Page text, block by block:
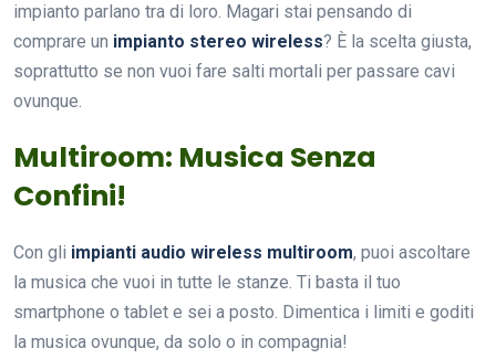
impianto parlano tra di loro. Magari stai pensando di
comprare un impianto stereo wireless? È la scelta giusta,
soprattutto se non vuoi fare salti mortali per passare cavi
ovunque.
Multiroom: Musica Senza
Confini!
Con gli impianti audio wireless multiroom, puoi ascoltare
la musica che vuoi in tutte le stanze. Ti basta il tuo
smartphone o tablet e sei a posto. Dimentica i limiti e goditi
la musica ovunque, da solo o in compagnia!